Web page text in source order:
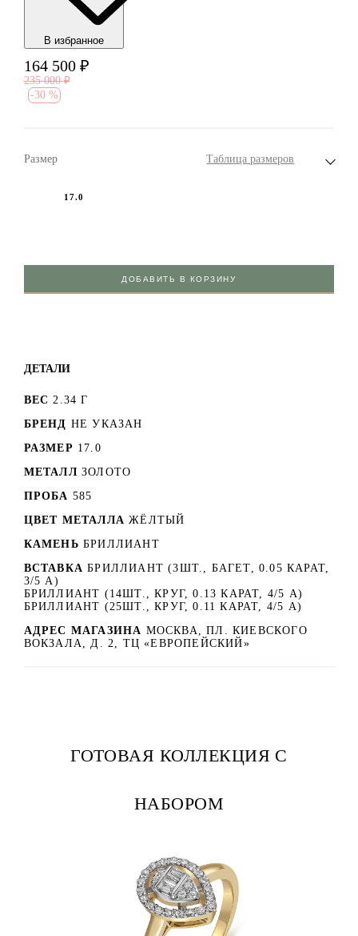
В избранноe
164 500 ₽
235 000 ₽
-30 %
Размер Таблица размеров
17.0
ДОБАВИТЬ В КОРЗИНУ
ДЕТАЛИ
ВЕС 2.34 Г
БРЕНД НЕ УКАЗАН
РАЗМЕР 17.0
МЕТАЛЛ ЗОЛОТО
ПРОБА 585
ЦВЕТ МЕТАЛЛА ЖЁЛТЫЙ
КАМЕНЬ БРИЛЛИАНТ
ВСТАВКА БРИЛЛИАНТ (3ШТ., БАГЕТ, 0.05 КАРАТ,
3/5 А)
БРИЛЛИАНТ (14ШТ., КРУГ, 0.13 КАРАТ, 4/5 А)
БРИЛЛИАНТ (25ШТ., КРУГ, 0.11 КАРАТ, 4/5 А)
АДРЕС МАГАЗИНА МОСКВА, ПЛ. КИЕВСКОГО
ВОКЗАЛА, Д. 2, ТЦ «ЕВРОПЕЙСКИЙ»
ГОТОВАЯ КОЛЛЕКЦИЯ С
НАБОРОМ